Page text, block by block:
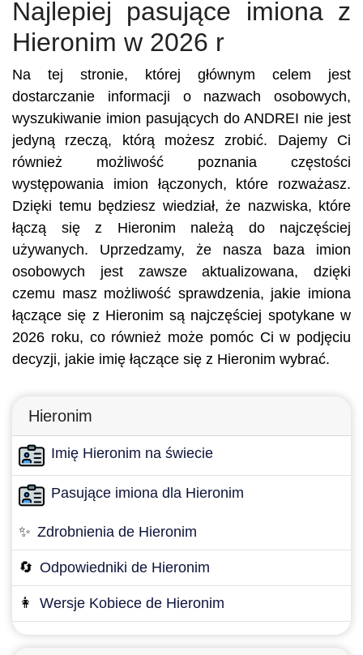
Najlepiej pasujące imiona z
Hieronim w 2026 r
Na tej stronie, której głównym celem jest
dostarczanie informacji o nazwach osobowych,
wyszukiwanie imion pasujących do ANDREI nie jest
jedyną rzeczą, którą możesz zrobić. Dajemy Ci
również możliwość poznania częstości
występowania imion łączonych, które rozważasz.
Dzięki temu będziesz wiedział, że nazwiska, które
łączą się z Hieronim należą do najczęściej
używanych. Uprzedzamy, że nasza baza imion
osobowych jest zawsze aktualizowana, dzięki
czemu masz możliwość sprawdzenia, jakie imiona
łączące się z Hieronim są najczęściej spotykane w
2026 roku, co również może pomóc Ci w podjęciu
decyzji, jakie imię łączące się z Hieronim wybrać.
Hieronim
Imię Hieronim na świecie
Pasujące imiona dla Hieronim
✨ Zdrobnienia de Hieronim
🔄 Odpowiedniki de Hieronim
👩 Wersje Kobiece de Hieronim